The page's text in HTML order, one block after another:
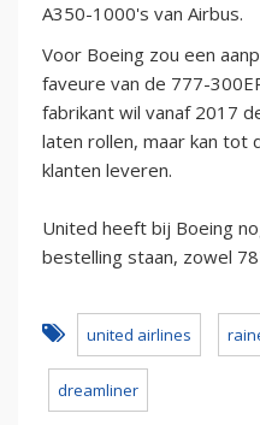
A350-1000's van Airbus.
Voor Boeing zou een
faveure van de 777-
fabrikant wil vanaf 2017
laten rollen, maar kan tot
klanten leveren.
United heeft bij Boeing
bestelling staan, zowel
united airlines
dreamliner